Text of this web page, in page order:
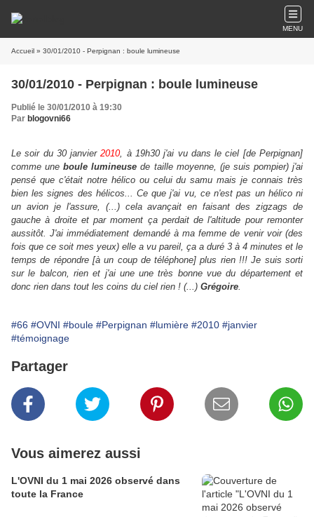
MENU
Accueil » 30/01/2010 - Perpignan : boule lumineuse
30/01/2010 - Perpignan : boule lumineuse
Publié le 30/01/2010 à 19:30
Par blogovni66
Le soir du 30 janvier2010, à 19h30 j'ai vu dans le ciel [de Perpignan]
comme uneboule lumineuse de taille moyenne, (je suis pompier) j'ai
pensé que c'était notre hélico ou celui du samu mais je connais très
bien les signes des hélicos... Ce que j'ai vu, ce n'est pas un hélico ni
un avion je l'assure, (...) cela avançait en faisant des zigzags de
gauche à droite et par moment ça perdait de l'altitude pour remonter
aussitôt. J'ai immédiatement demandé à ma femme de venir voir (des
fois que ce soit mes yeux) elle a vu pareil, ça a duré 3 à 4 minutes et le
temps de répondre [à un coup de téléphone] plus rien !!! Je suis sorti
sur le balcon, rien et j'ai une une très bonne vue du département et
donc rien dans tout les coins du ciel rien ! (...) Grégoire.
#66 #OVNI #boule #Perpignan #lumière #2010 #janvier
#témoignage
Partager
Vous aimerez aussi
L'OVNI du 1 mai 2026 observé dans
toute la France